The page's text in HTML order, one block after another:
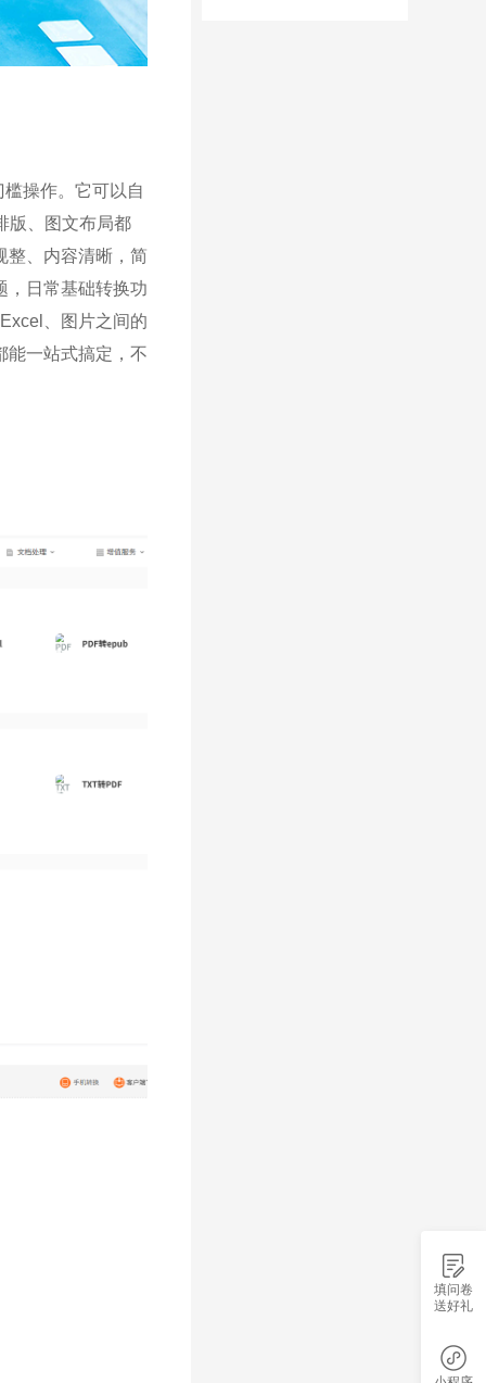
操作。它可以自
版、图文布局都
整、内容清晰，简
，日常基础转换功
、图片之间的
能一站式搞定，不
填问卷
送好礼